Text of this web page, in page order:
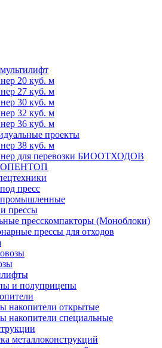
20 куб. м
27 куб. м
30 куб. м
32 куб. м
36 куб. м
проекты
38 куб. м
для перевозки БИООТХОДОВ
ОПЕНТОП
пресс
прессы
пресскомпакторы (Моноблоки)
прессы для отходов
и полуприцепы
накопители открытые
накопители специальные
металлоконструкций